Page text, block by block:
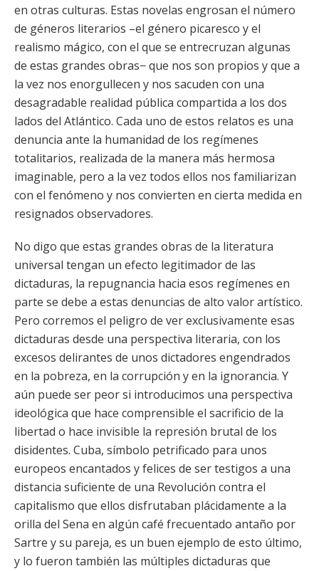
en otras culturas. Estas novelas engrosan el número
de géneros literarios –el género picaresco y el
realismo mágico, con el que se entrecruzan algunas
de estas grandes obras− que nos son propios y que a
la vez nos enorgullecen y nos sacuden con una
desagradable realidad pública compartida a los dos
lados del Atlántico. Cada uno de estos relatos es una
denuncia ante la humanidad de los regímenes
totalitarios, realizada de la manera más hermosa
imaginable, pero a la vez todos ellos nos familiarizan
con el fenómeno y nos convierten en cierta medida en
resignados observadores.
No digo que estas grandes obras de la literatura
universal tengan un efecto legitimador de las
dictaduras, la repugnancia hacia esos regímenes en
parte se debe a estas denuncias de alto valor artístico.
Pero corremos el peligro de ver exclusivamente esas
dictaduras desde una perspectiva literaria, con los
excesos delirantes de unos dictadores engendrados
en la pobreza, en la corrupción y en la ignorancia. Y
aún puede ser peor si introducimos una perspectiva
ideológica que hace comprensible el sacrificio de la
libertad o hace invisible la represión brutal de los
disidentes. Cuba, símbolo petrificado para unos
europeos encantados y felices de ser testigos a una
distancia suficiente de una Revolución contra el
capitalismo que ellos disfrutaban plácidamente a la
orilla del Sena en algún café frecuentado antaño por
Sartre y su pareja, es un buen ejemplo de esto último,
y lo fueron también las múltiples dictaduras que